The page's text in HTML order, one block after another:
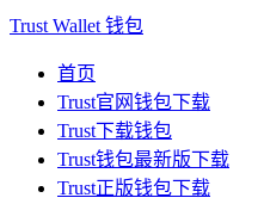
Trust Wallet 钱包
首页
Trust官网钱包下载
Trust下载钱包
Trust钱包最新版下载
Trust正版钱包下载